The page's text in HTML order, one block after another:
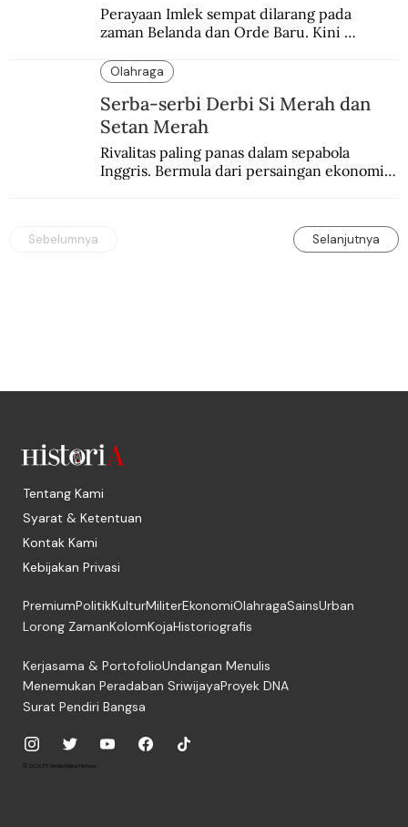
Perayaan Imlek sempat dilarang pada
zaman Belanda dan Orde Baru. Kini
Olahraga
Serba-serbi Derbi Si Merah dan
Setan Merah
Rivalitas paling panas dalam sepabola
Inggris. Bermula dari persaingan ekonomi
Sebelumnya Selanjutnya
Tentang Kami
Syarat & Ketentuan
Kontak Kami
Kebijakan Privasi
PremiumPolitikKulturMiliterEkonomiOlahragaSainsUrban
Lorong ZamanKolomKojaHistoriografis
Kerjasama & PortofolioUndangan Menulis
Menemukan Peradaban SriwijayaProyek DNA
Surat Pendiri Bangsa
© 2026, PT. Media Digital Historia.